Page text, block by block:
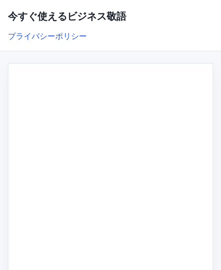
今すぐ使えるビジネス敬語
プライバシーポリシー